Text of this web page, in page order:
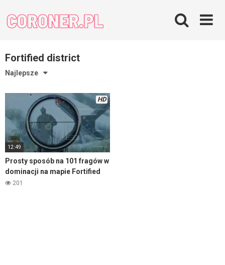
content
Fortified district
Najlepsze
HD
12:49
Prosty sposób na 101 fragów w
dominacji na mapie Fortified
district – Enlisted
201